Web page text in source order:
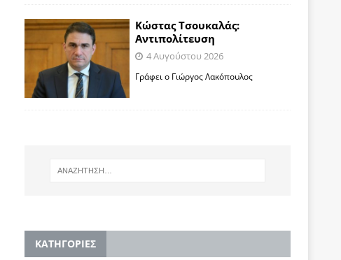
Κώστας Τσουκαλάς:
Αντιπολίτευση
4 Αυγούστου 2026
Γράφει ο Γιώργος Λακόπουλος
KΑΤΗΓΟΡΙΕΣ